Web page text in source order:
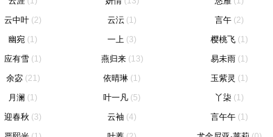
云中叶 (2) 云沄 (1) 言午 (2)
幽宛 (1) 一上 (3) 樱桃飞 (1)
应有雪 (1) 燕归来 (13) 易未雨 (1)
余宓 (21) 依晴琳 (1) 玉紫灵 (1)
月澜 (1) 叶一凡 (5) 丫柒 (1)
迎春秋 (3) 云袖 (4) 言午午 (1)